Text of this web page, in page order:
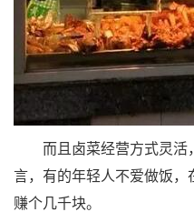
而且卤菜经营方式灵活
言，有的年轻人不爱做饭
赚个几千块。